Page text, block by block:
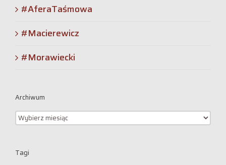
#AferaTaśmowa
#Macierewicz
#Morawiecki
Archiwum
Archiwum
Tagi